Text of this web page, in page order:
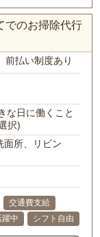
でのお掃除代行
前払い制度あり
な日に働くこと
択)
面所、リビン
交通費支給
中 シフト自由